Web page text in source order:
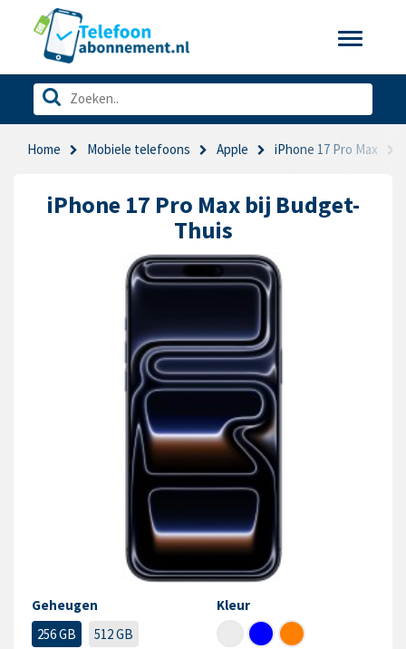
Toggle
Home Mobiele telefoons Apple iPhone 17 Pro Max
iPhone 17 Pro Max bij Budget-
Thuis
Geheugen
256 GB
512 GB
Kleur